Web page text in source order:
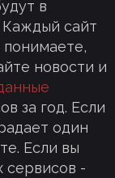
в
Каждый сайт
новости и
за год. Если
один
Если вы
сервисов -